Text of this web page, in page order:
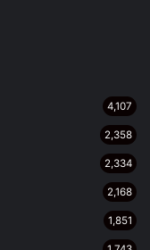
4,107
2,358
2,334
2,168
1,851